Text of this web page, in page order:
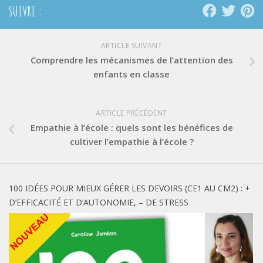
SUIVRE :
ARTICLE SUIVANT
Comprendre les mécanismes de l’attention des
enfants en classe
ARTICLE PRÉCÉDENT
Empathie à l’école : quels sont les bénéfices de
cultiver l’empathie à l’école ?
100 IDÉES POUR MIEUX GÉRER LES DEVOIRS (CE1 AU CM2) : +
D’EFFICACITÉ ET D’AUTONOMIE, – DE STRESS